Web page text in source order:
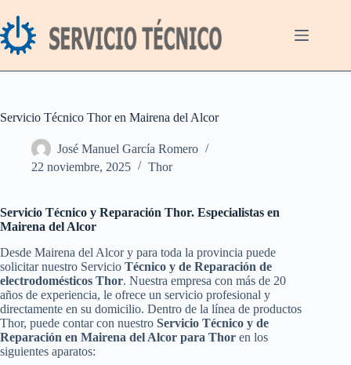
al
contenido
Servicio Técnico Thor en Mairena del Alcor
José Manuel García Romero
22 noviembre, 2025
Thor
Servicio Técnico y Reparación Thor. Especialistas en
Mairena del Alcor
Desde Mairena del Alcor y para toda la provincia puede
solicitar nuestro Servicio Técnico y de Reparación de
electrodomésticos Thor. Nuestra empresa con más de 20
años de experiencia, le ofrece un servicio profesional y
directamente en su domicilio. Dentro de la línea de productos
Thor, puede contar con nuestro Servicio Técnico y de
Reparación en Mairena del Alcor para Thor en los
siguientes aparatos: